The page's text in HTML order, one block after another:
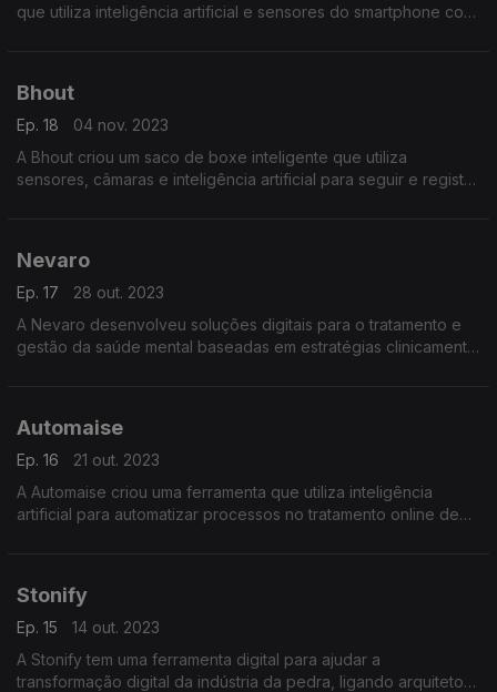
que utiliza inteligência artificial e sensores do smartphone com
Bhout
Ep. 18
04 nov. 2023
A Bhout criou um saco de boxe inteligente que utiliza
sensores, câmaras e inteligência artificial para seguir e registar
Nevaro
Ep. 17
28 out. 2023
A Nevaro desenvolveu soluções digitais para o tratamento e
gestão da saúde mental baseadas em estratégias clinicamente
Automaise
Ep. 16
21 out. 2023
A Automaise criou uma ferramenta que utiliza inteligência
artificial para automatizar processos no tratamento online de
Stonify
Ep. 15
14 out. 2023
A Stonify tem uma ferramenta digital para ajudar a
transformação digital da indústria da pedra, ligando arquitetos,